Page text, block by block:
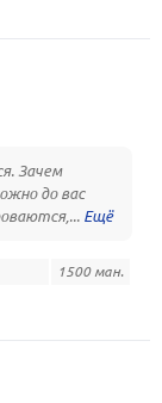
Зачем
до вас
1500 ман.